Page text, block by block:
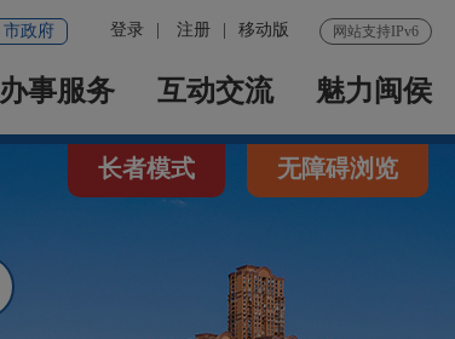
网站支持IPv6
登录 注册 移动版
市政府
办事服务 互动交流 魅力闽侯
长者模式 无障碍浏览